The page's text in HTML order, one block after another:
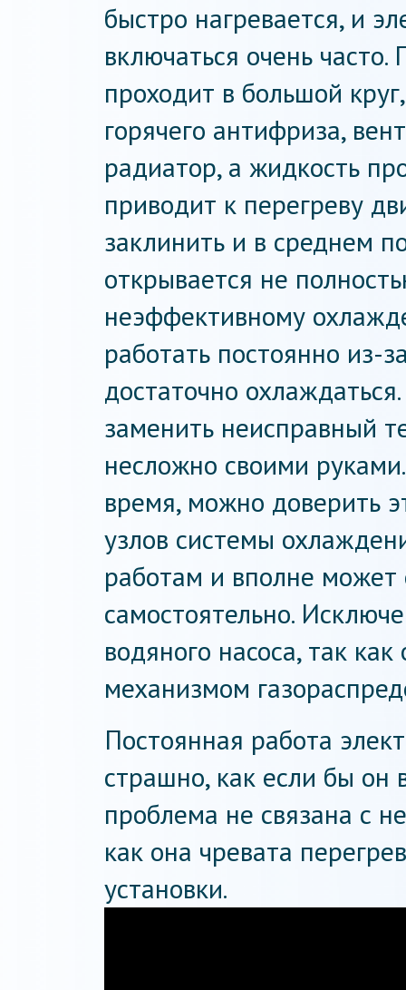
быстро нагревается, и
включаться очень
проходит в большой
горячего антифриза,
радиатор, а жидкость
приводит к перегреву
заклинить и в среднем
открывается не
неэффективному
работать постоянно из-
достаточно
заменить неисправный
несложно своими
время, можно доверить
узлов системы
работам и вполне может
самостоятельно.
водяного насоса, так
механизмом
Постоянная работа
страшно, как если бы он
проблема не связана с
как она чревата
установки.